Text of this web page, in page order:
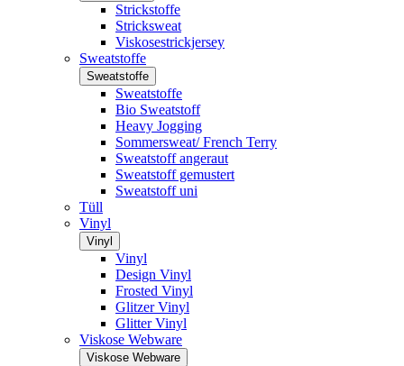
Strickstoffe
Stricksweat
Viskosestrickjersey
Sweatstoffe
Sweatstoffe
Sweatstoffe
Bio Sweatstoff
Heavy Jogging
Sommersweat/ French Terry
Sweatstoff angeraut
Sweatstoff gemustert
Sweatstoff uni
Tüll
Vinyl
Vinyl
Vinyl
Design Vinyl
Frosted Vinyl
Glitzer Vinyl
Glitter Vinyl
Viskose Webware
Viskose Webware